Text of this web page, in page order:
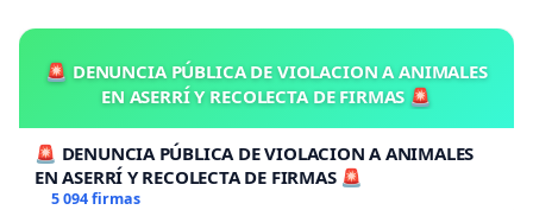
🚨 DENUNCIA PÚBLICA DE VIOLACION A ANIMALES
EN ASERRÍ Y RECOLECTA DE FIRMAS 🚨
🚨 DENUNCIA PÚBLICA DE VIOLACION A ANIMALES
EN ASERRÍ Y RECOLECTA DE FIRMAS 🚨
5 094 firmas